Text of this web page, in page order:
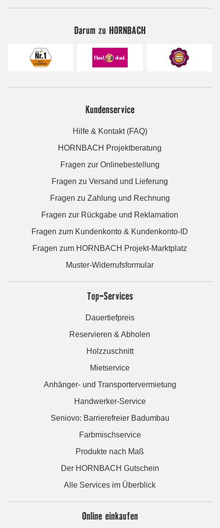
Darum zu HORNBACH
Kundenservice
Hilfe & Kontakt (FAQ)
HORNBACH Projektberatung
Fragen zur Onlinebestellung
Fragen zu Versand und Lieferung
Fragen zu Zahlung und Rechnung
Fragen zur Rückgabe und Reklamation
Fragen zum Kundenkonto & Kundenkonto-ID
Fragen zum HORNBACH Projekt-Marktplatz
Muster-Widerrufsformular
Top-Services
Dauertiefpreis
Reservieren & Abholen
Holzzuschnitt
Mietservice
Anhänger- und Transportervermietung
Handwerker-Service
Seniovo: Barrierefreier Badumbau
Farbmischservice
Produkte nach Maß
Der HORNBACH Gutschein
Alle Services im Überblick
Online einkaufen